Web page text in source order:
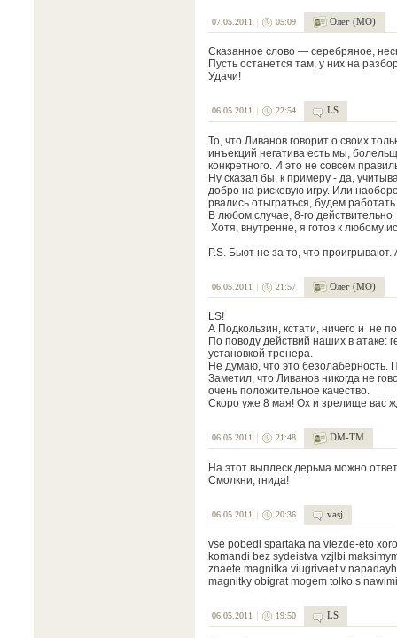
07.05.2011 05:09 Олег (МО)
Сказанное слово — серебряное,
Пусть останется там, у них на
Удачи!
06.05.2011 22:54 LS
То, что Ливанов говорит о своих
инъекций негатива есть мы,
конкретного. И это не совсем
Ну сказал бы, к примеру - да,
добро на рисковую игру. Или
рвались отыграться, будем
В любом случае, 8-го
Хотя, внутренне, я готов к любому
P.S. Бьют не за то, что
06.05.2011 21:57 Олег (МО)
LS!
А Подкользин, кстати, ничего и не
По поводу действий наших в атаке:
установкой тренера.
Не думаю, что это безолаберность.
Заметил, что Ливанов никогда не
очень положительное качество.
Скоро уже 8 мая! Ох и зрелище вас
06.05.2011 21:48 DM-TM
На этот выплеск дерьма можно
Смолкни, гнида!
06.05.2011 20:36 vasj
vse pobedi spartaka na viezde-eto
komandi bez sydeistva vzjlbi
znaete.magnitka viugrivaet v
magnitky obigrat mogem tolko s
06.05.2011 19:50 LS